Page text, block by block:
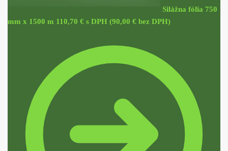
Silážna fólia 750
mm x 1500 m 110,70 € s DPH (90,00 € bez DPH)